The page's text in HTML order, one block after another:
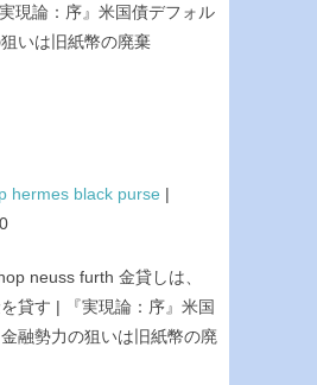
現論：序』米国債デフォル
いは旧紙幣の廃棄
hermes black purse |
neuss furth 金貸しは、
貸す | 『実現論：序』米国
融勢力の狙いは旧紙幣の廃